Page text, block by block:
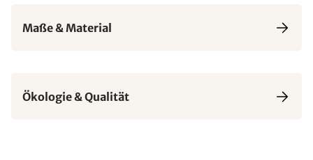
Maße & Material
Ökologie & Qualität